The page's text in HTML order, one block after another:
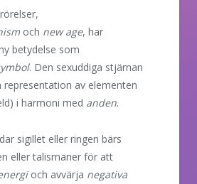
och new age, har
betydelse som
. Den sexuddiga stjärnan
av elementen
i harmoni med anden.
sigillet eller ringen bärs
eller talismaner för att
och avvärja negativa